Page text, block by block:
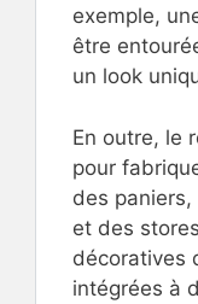
exemple,
être
un look
En outre, le
pour
des
et des
décoratives
intégrées à